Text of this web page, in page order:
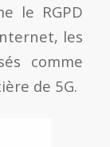
le RGPD
les
comme
de 5G.